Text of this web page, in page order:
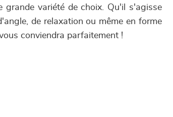
grande variété de choix. Qu'il s'agisse
de relaxation ou même en forme
conviendra parfaitement !